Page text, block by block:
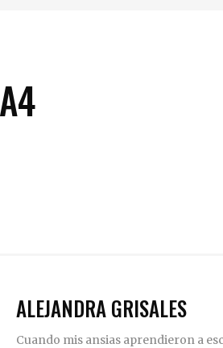
ALEJANDRA GRISALES
Cuando mis ansias aprendieron a